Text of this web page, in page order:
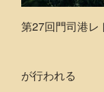
第27回門司港レ
が行われる